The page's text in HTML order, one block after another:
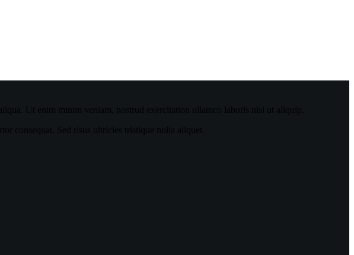
Ut enim minim veniam, nostrud exercitation ullamco laboris nisi ut aliquip.
consequat. Sed risus ultricies tristique nulla aliquet.